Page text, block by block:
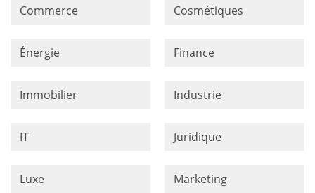
Commerce Cosmétiques
Énergie Finance
Immobilier Industrie
IT Juridique
Luxe Marketing